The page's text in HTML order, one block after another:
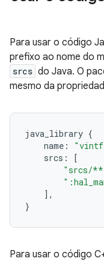
Para usar o código
prefixo ao nome do
srcs do Java. O
mesmo da
java_library {
name :
srcs :
[
"srcs/
],
}
Para usar o código